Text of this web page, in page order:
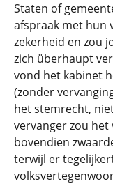
Staten of
afspraak met hun
zekerheid en zou
zich überhaupt
vond het kabinet
(zonder
het stemrecht,
vervanger zou
bovendien
terwijl er